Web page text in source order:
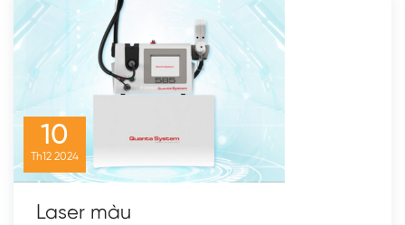
10
Th12 2024
Laser màu